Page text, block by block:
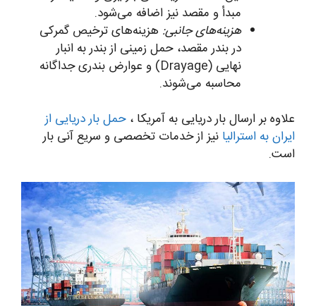
مبدأ و مقصد نیز اضافه می‌شود.
هزینه‌های جانبی: هزینه‌های ترخیص گمرکی
در بندر مقصد، حمل زمینی از بندر به انبار
نهایی (Drayage) و عوارض بندری جداگانه
محاسبه می‌شوند.
علاوه بر ارسال بار دریایی به آمریکا ، حمل بار دریایی از
ایران به استرالیا نیز از خدمات تخصصی و سریع آنی بار
است.